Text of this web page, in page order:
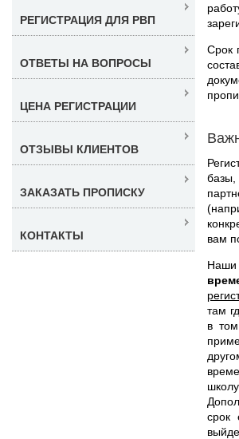
Срок
вам
там
в
срок
РЕГИСТРАЦИЯ ДЛЯ РВП
ОТВЕТЫ НА ВОПРОСЫ
ЦЕНА РЕГИСТРАЦИИ
ОТЗЫВЫ КЛИЕНТОВ
ЗАКАЗАТЬ ПРОПИСКУ
КОНТАКТЫ